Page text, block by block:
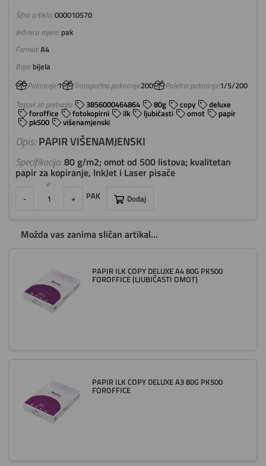
Šifra artikla:000010570
Jedinica mjere: pak
Opis:PAPIR VIŠENAMJENSKI
Specifikacija:80 g/m2; omot od 500 listova; kvalitetan
papir za kopiranje, InkJet i Laser pisače
Format:A4
Boja:bijela
Tagovi za pretragu: 3856000464864 80g copy deluxe
foroffice fotokopirni ilk ljubičasti omot papir
pk500 višenamjenski
Pakiranje:1 Transportno pakiranje:200 Paletno pakiranje:1/5/200
- + PAK Dodaj
Možda vas zanima sličan artikal...
PAPIR ILK COPY DELUXE A4 80G PK500
FOROFFICE (LJUBIČASTI OMOT)
PAPIR ILK COPY DELUXE A3 80G PK500
FOROFFICE